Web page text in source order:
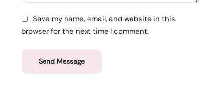
Save my name, email, and website in this
browser for the next time I comment.
Send Message